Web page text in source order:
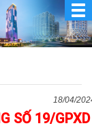
18/04/
SỐ 19/GPXD